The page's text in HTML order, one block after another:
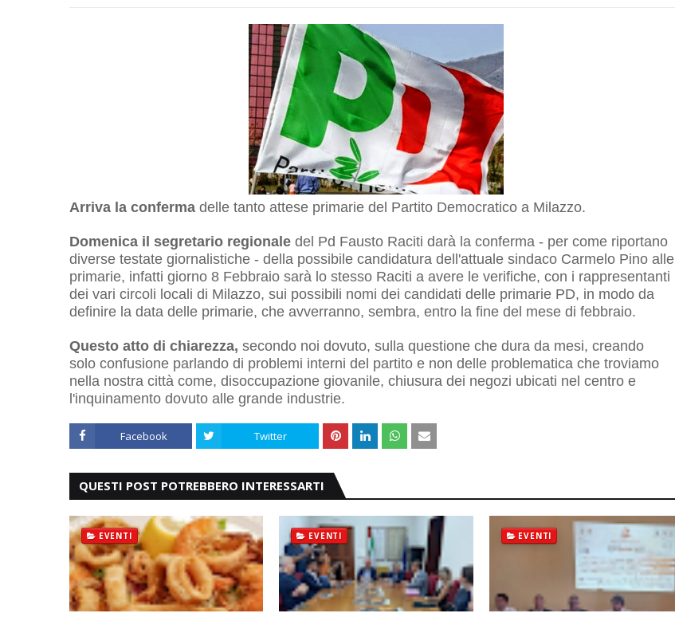
Arriva la conferma delle tanto attese primarie del Partito Democratico a Milazzo.
Domenica il segretario regionale del Pd Fausto Raciti darà la conferma - per come riportano
diverse testate giornalistiche - della possibile candidatura dell'attuale sindaco Carmelo Pino alle
primarie, infatti giorno 8 Febbraio sarà lo stesso Raciti a avere le verifiche, con i rappresentanti
dei vari circoli locali di Milazzo, sui possibili nomi dei candidati delle primarie PD, in modo da
definire la data delle primarie, che avverranno, sembra, entro la fine del mese di febbraio.
Questo atto di chiarezza, secondo noi dovuto, sulla questione che dura da mesi, creando
solo confusione parlando di problemi interni del partito e non delle problematica che troviamo
nella nostra città come, disoccupazione giovanile, chiusura dei negozi ubicati nel centro e
l'inquinamento dovuto alle grande industrie.
Facebook Twitter
QUESTI POST POTREBBERO INTERESSARTI
EVENTI EVENTI EVENTI